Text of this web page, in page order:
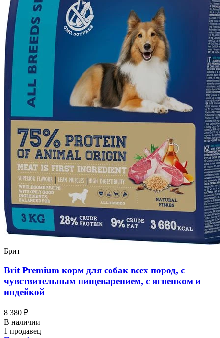
Брит
Brit Premium корм для собак всех пород, с
чувствительным пищеварением, с ягненком и
индейкой
8 380 ₽
В наличии
1 продавец